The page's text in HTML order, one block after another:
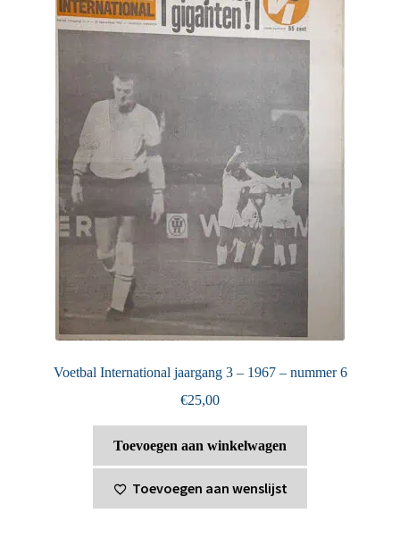
Voetbal International jaargang 3 – 1967 – nummer 6
€25,00
Toevoegen aan winkelwagen
Toevoegen aan wenslijst